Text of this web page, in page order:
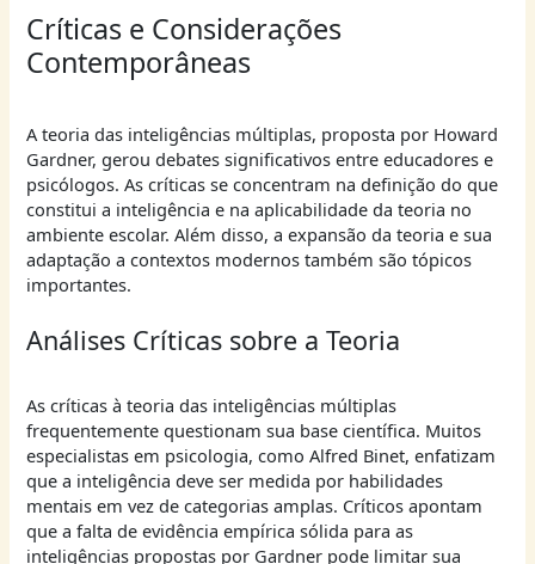
Críticas e Considerações
Contemporâneas
A teoria das inteligências múltiplas, proposta por Howard
Gardner, gerou debates significativos entre educadores e
psicólogos. As críticas se concentram na definição do que
constitui a inteligência e na aplicabilidade da teoria no
ambiente escolar. Além disso, a expansão da teoria e sua
adaptação a contextos modernos também são tópicos
importantes.
Análises Críticas sobre a Teoria
As críticas à teoria das inteligências múltiplas
frequentemente questionam sua base científica. Muitos
especialistas em psicologia, como Alfred Binet, enfatizam
que a inteligência deve ser medida por habilidades
mentais em vez de categorias amplas. Críticos apontam
que a falta de evidência empírica sólida para as
inteligências propostas por Gardner pode limitar sua